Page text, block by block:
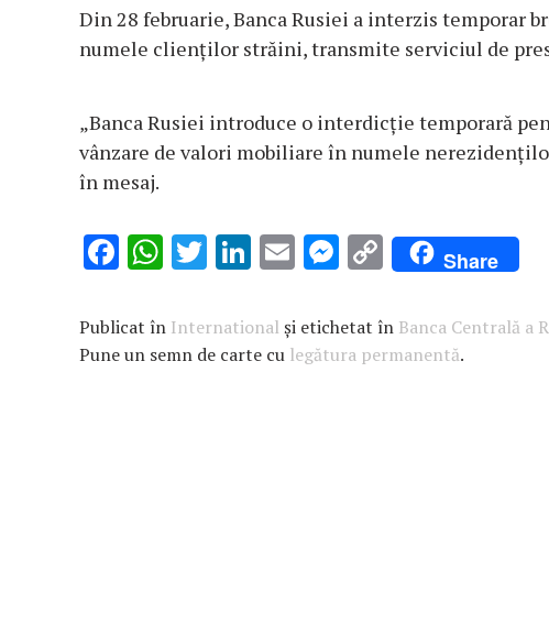
Din 28 februarie, Banca Rusiei a interzis temporar
numele clienților străini, transmite serviciul de
„Banca Rusiei introduce o interdicție temporară
vânzare de valori mobiliare în numele
în mesaj.
F
e
b
W
at
s
T
it
te
Li
k
e
E
ai
l
M
se
n
C
o
p
y
Share
Publicat în International și etichetat în Banca Centrală a
Pune un semn de carte cu legătura permanentă.